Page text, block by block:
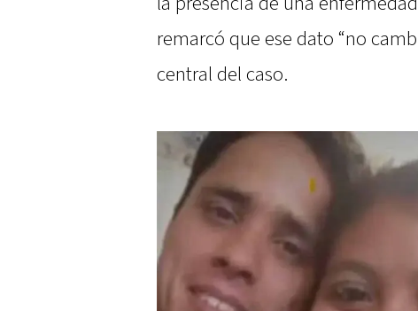
remarcó que ese dato “no
central del caso.